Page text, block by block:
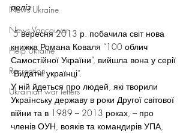
News Ukraine
News Vancouver
Help Ukraine
Recreation
Ukrainian war letters
реліз
5 вересня 2013 р. побачила світ нова
книжка Романа Коваля “100 облич
Самостійної України”, вийшла вона у серії
“Видатні українці”.
У ній йдеться про людей, які творили
Українську державу в роки Другої світової
війни та в 1989 – 2013 роках, – про
членів ОУН, вояків та командирів УПА,